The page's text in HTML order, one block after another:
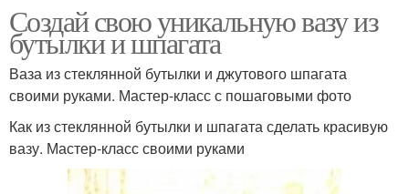
Создай свою уникальную вазу из
бутылки и шпагата
Ваза из стеклянной бутылки и джутового шпагата
своими руками. Мастер-класс с пошаговыми фото
Как из стеклянной бутылки и шпагата сделать красивую
вазу. Мастер-класс своими руками